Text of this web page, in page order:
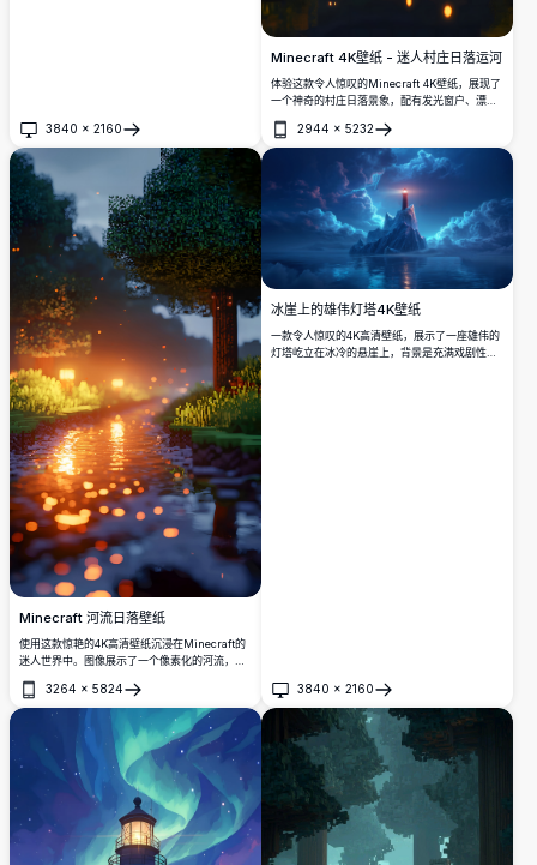
3840 × 2160
打开
Minecraft 4K壁纸 - 迷人村庄日落运河
体验这款令人惊叹的Minecraft 4K壁纸，展现了
一个神奇的村庄日落景象，配有发光窗户、漂浮
灯笼和宁静的运河倒影。这幅高分辨率艺术作品
捕捉了像素世界中舒适夜晚的温暖氛围。
2944 × 5232
打开
Minecraft 河流日落壁纸
使用这款惊艳的4K高清壁纸沉浸在Minecraft的
迷人世界中。图像展示了一个像素化的河流，反
质。非常适合游戏爱好者和Minecraft粉丝，场
景背景是方块状的树木和闪烁的水面，创造了一
个田园诗般的数字逃离。用这幅美丽宁静的
Minecraft主题艺术作品装点你的屏幕。
3264 × 5824
打开
冰崖上的雄伟灯塔4K壁纸
一款令人惊叹的4K高清壁纸，展示了一座雄伟的
灯塔屹立在冰冷的悬崖上，背景是充满戏剧性云
3840 × 2160
打开